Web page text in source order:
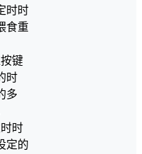
时时
食重
键
时
多
时
定的